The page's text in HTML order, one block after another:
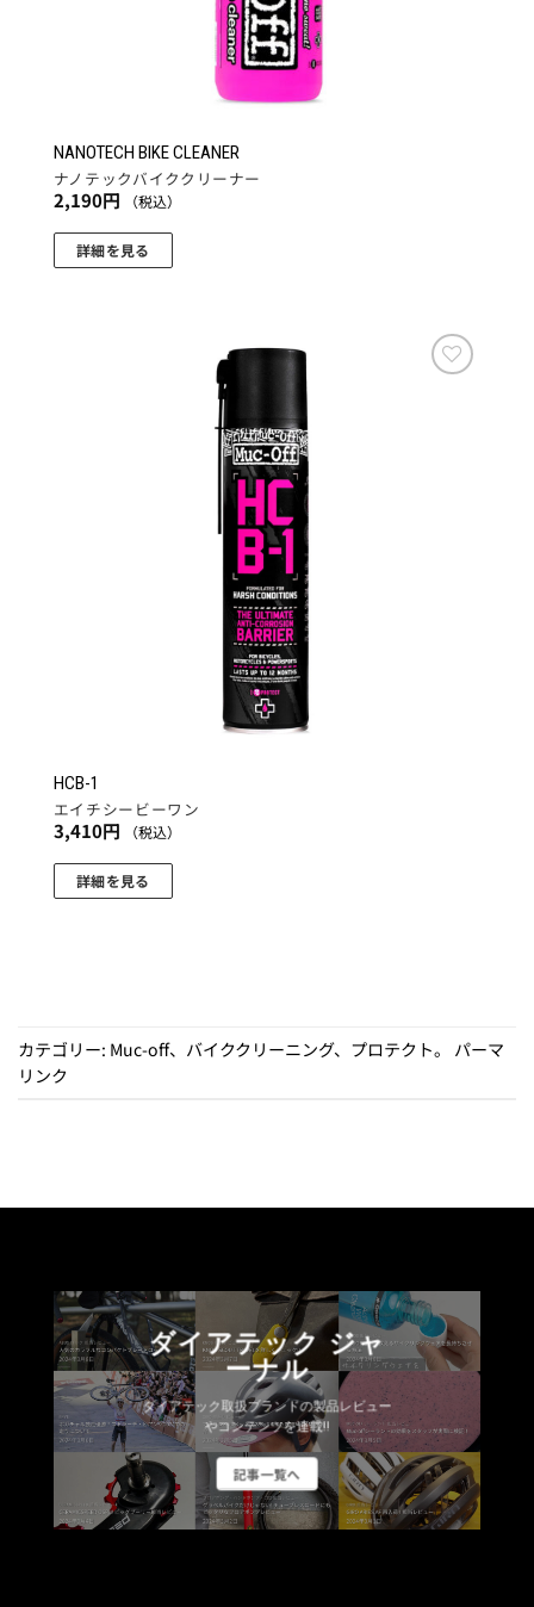
NANOTECH BIKE CLEANER
ナノテックバイククリーナー
2,190円 （税込）
詳細を見る
HCB-1
エイチシービーワン
3,410円 （税込）
詳細を見る
カテゴリー: Muc-off、 バイククリーニング、 プロテクト。 パーマ
リンク
ダイアテック ジャ
ーナル
ダイアテック取扱ブランドの製品レビュー
やコンテンツを連載!!
記事一覧へ